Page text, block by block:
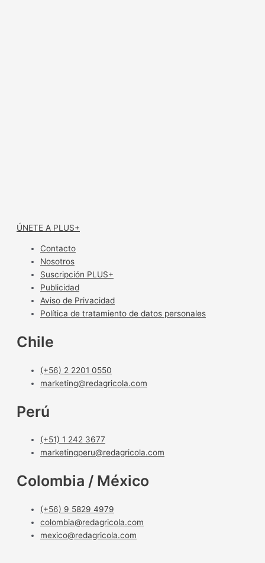
ÚNETE A PLUS+
Contacto
Nosotros
Suscripción PLUS+
Publicidad
Aviso de Privacidad
Política de tratamiento de datos personales
Chile
(+56) 2 2201 0550
marketing@redagricola.com
Perú
(+51) 1 242 3677
marketingperu@redagricola.com
Colombia / México
(+56) 9 5829 4979
colombia@redagricola.com
mexico@redagricola.com